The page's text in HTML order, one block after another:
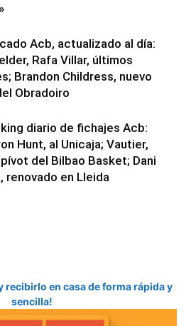
Acb, actualizado al día:
Rafa Villar, últimos
Brandon Childress, nuevo
Obradoiro
diario de fichajes Acb:
Hunt, al Unicaja; Vautier,
del Bilbao Basket; Dani
renovado en Lleida
recibirlo en casa de forma rápida y
sencilla!